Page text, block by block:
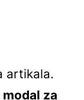
artikala.
za